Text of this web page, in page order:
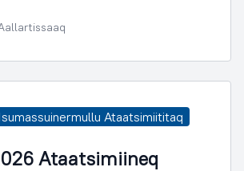
Ataatsimiititaq
Ataatsimiineq